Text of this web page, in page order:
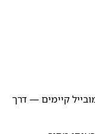
קיימים — דרך